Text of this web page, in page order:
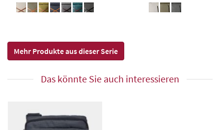
Mehr Produkte aus dieser Serie
Das könnte Sie auch interessieren